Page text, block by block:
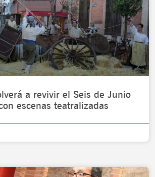
a revivir el Seis de Junio
escenas teatralizadas